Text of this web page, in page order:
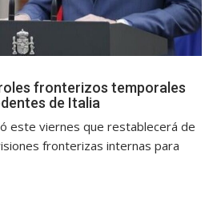
fronterizos temporales
de Italia
este viernes que restablecerá de
fronterizas internas para